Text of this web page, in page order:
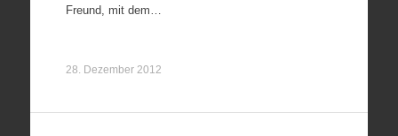
Freund, mit dem…
28. Dezember 2012